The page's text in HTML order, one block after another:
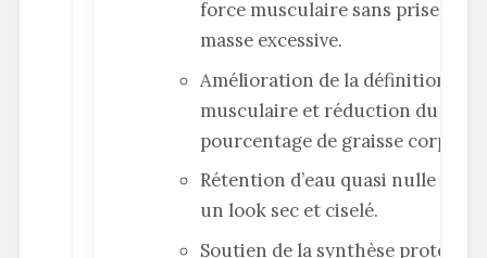
force musculaire sans prise de
masse excessive.
Amélioration de la définition
musculaire et réduction du
pourcentage de graisse
Rétention d’eau quasi nulle pour
un look sec et ciselé.
Soutien de la synthèse